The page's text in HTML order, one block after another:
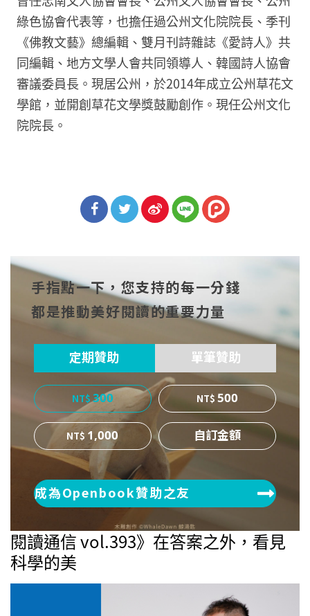
綠色協會代表等，也擔任過公州文化院院長、季刊
《佛教文藝》總編輯、雙月刊詩雜誌《愛詩人》共
同編輯、地方文學人會共同領導人、韓國詩人協會
審議委員長。現居公州，於2014年成立公州草花文
學館，並開創草花文學獎鼓勵創作。現任公州文化
院院長。
cebo
ok
witt
er
博
手指點一下，您支持的每一分錢
都是推動美好閱讀的重要力量
定期贊助 單筆贊助
300
500
1,000
成為Openbook贊助之友
閱讀通信 vol.393》在答案之外，看見
科學的美